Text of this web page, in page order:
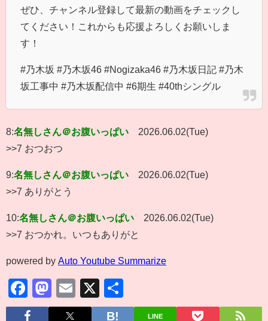
ぜひ、チャンネル登録して最新の動画をチェックし
てください！これからも応援よろしくお願いしま
す！
#乃木坂 #乃木坂46 #Nogizaka46 #乃木坂日記 #乃木
坂工事中 #乃木坂配信中 #6期生 #40thシングル
8:名無しさん＠お腹いっぱい
2026.06.02(Tue)
>>7 おつおつ
9:名無しさん＠お腹いっぱい
2026.06.02(Tue)
>>7 ありがとう
10:名無しさん＠お腹いっぱい
2026.06.02(Tue)
>>7 おつかれ。いつもありがと
powered by Auto Youtube Summarize
Facebook
Mastodon
Email
X
有
LINE